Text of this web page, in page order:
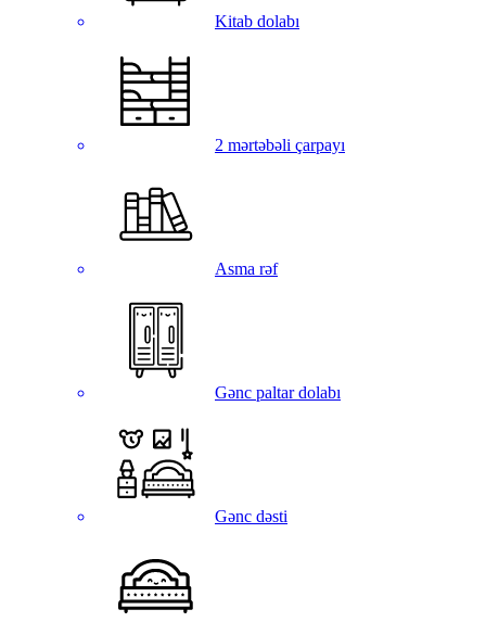
Kitab dolabı
2 mərtəbəli çarpayı
Asma rəf
Gənc paltar dolabı
Gənc dəsti